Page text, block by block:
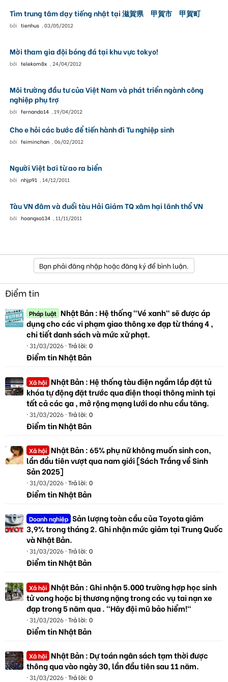
Tìm trung tâm dạy tiếng nhật tại 滋賀県 甲賀市 甲賀町
bởi tienhus , 03/05/2012
Mời tham gia đội bóng đá tại khu vực tokyo!
bởi telekom8x , 24/04/2012
Môi trường đầu tư của Việt Nam và phát triển ngành công
nghiệp phụ trợ
bởi fernando14 , 19/04/2012
Cho e hỏi các bước để tiến hành đi Tu nghiệp sinh
bởi feiminchan , 06/02/2012
Người Việt bơi từ ao ra biển
bởi nhjp91 , 14/12/2011
Tàu VN đâm và đuổi tàu Hải Giám TQ xâm hại lãnh thổ VN
bởi hoangsa134 , 11/11/2011
Bạn phải đăng nhập hoặc đăng ký để bình luận.
Điểm tin
Pháp luật Nhật Bản : Hệ thống "Vé xanh" sẽ được áp
dụng cho các vi phạm giao thông xe đạp từ tháng 4 ,
chi tiết danh sách và mức xử phạt.
31/03/2026 Trả lời: 0
Điểm tin Nhật Bản
Xã hội Nhật Bản : Hệ thống tàu điện ngầm lắp đặt tủ
khóa tự động đặt trước qua điện thoại thông minh tại
tất cả các ga , mở rộng mạng lưới do nhu cầu tăng.
31/03/2026 Trả lời: 0
Điểm tin Nhật Bản
Xã hội Nhật Bản : 65% phụ nữ không muốn sinh con,
lần đầu tiên vượt qua nam giới [Sách Trắng về Sinh
Sản 2025]
31/03/2026 Trả lời: 0
Điểm tin Nhật Bản
Doanh nghiệp Sản lượng toàn cầu của Toyota giảm
3,9% trong tháng 2. Ghi nhận mức giảm tại Trung Quốc
và Nhật Bản.
31/03/2026 Trả lời: 0
Điểm tin Nhật Bản
Xã hội Nhật Bản : Ghi nhận 5.000 trường hợp học sinh
tử vong hoặc bị thương nặng trong các vụ tai nạn xe
đạp trong 5 năm qua . "Hãy đội mũ bảo hiểm!"
31/03/2026 Trả lời: 0
Điểm tin Nhật Bản
Xã hội Nhật Bản : Dự toán ngân sách tạm thời được
thông qua vào ngày 30, lần đầu tiên sau 11 năm.
31/03/2026 Trả lời: 0